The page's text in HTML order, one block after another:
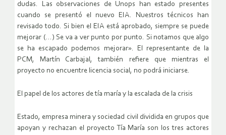
dudas. Las observaciones de Unops han estado presentes
cuando se presentó el nuevo EIA. Nuestros técnicos han
revisado todo. Si bien el EIA está aprobado, siempre se puede
mejorar (…) Se va a ver punto por punto. Si notamos que algo
se ha escapado podemos mejorar». El representante de la
PCM, Martín Carbajal, también refiere que mientras el
proyecto no encuentre licencia social, no podrá iniciarse.
El papel de los actores de tía maría y la escalada de la crisis
Estado, empresa minera y sociedad civil dividida en grupos que
apoyan y rechazan el proyecto Tía María son los tres actores